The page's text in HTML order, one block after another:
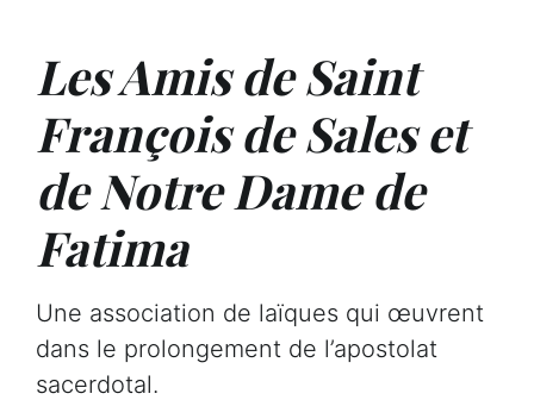
Les Amis de Saint
François de Sales et
de Notre Dame de
Fatima
Une association de laïques qui œuvrent
dans le prolongement de l’apostolat
sacerdotal.